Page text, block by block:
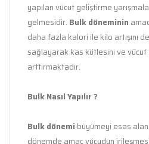
yapılan vücut geliştirme
gelmesidir. Bulk döneminin
daha fazla kalori ile kilo artışını
sağlayarak kas kütlesini ve vücut
arttırmaktadır.
Bulk Nasıl Yapılır ?
Bulk dönemi büyümeyi esas
dönemde amaç vücudun